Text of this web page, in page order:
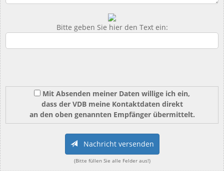
Bitte geben Sie hier den Text ein:
Mit Absenden meiner Daten willige ich ein,
dass der VDB meine Kontaktdaten direkt
an den oben genannten Empfänger übermittelt.
Nachricht versenden
(Bitte füllen Sie alle Felder aus!)